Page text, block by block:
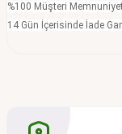
%100 Müşteri
14 Gün İçerisinde İade